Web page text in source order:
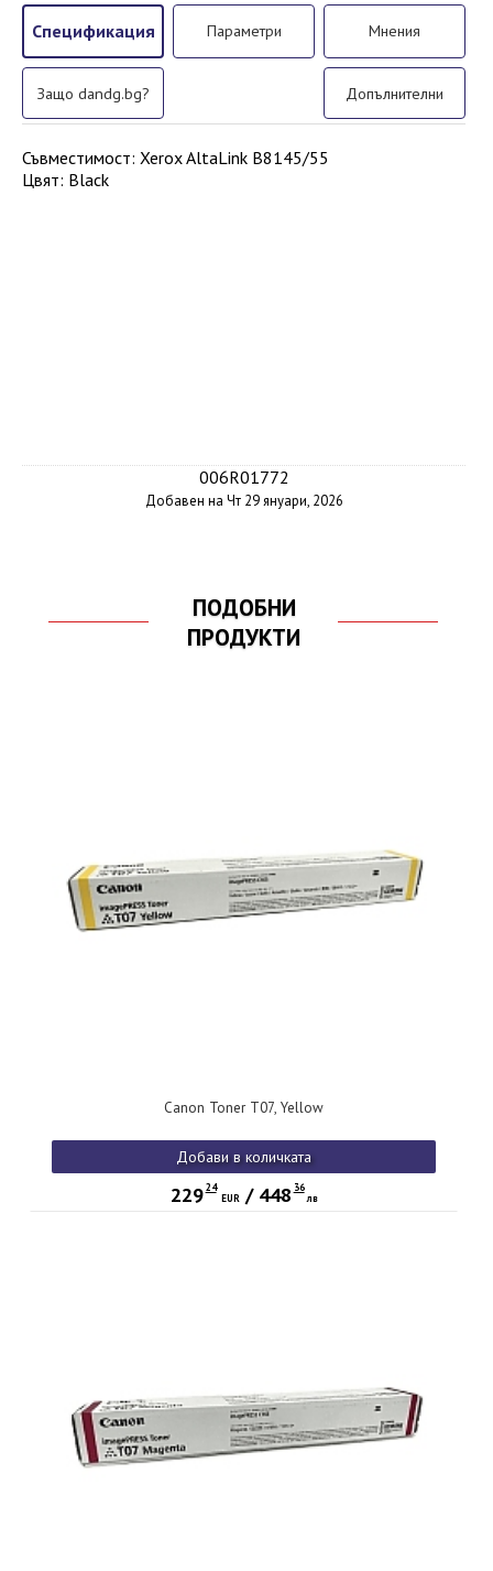
Спецификация Параметри Мнения
Защо dandg.bg? Допълнителни
Съвместимост: Xerox AltaLink B8145/55
Цвят: Black
006R01772
Добавен на Чт 29 януари, 2026
ПОДОБНИ
ПРОДУКТИ
Canon Toner T07, Yellow
Добави в количката
229 24
EUR/ 448 36
лв